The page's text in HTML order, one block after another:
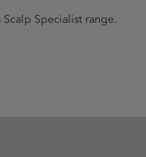
Specialist range.